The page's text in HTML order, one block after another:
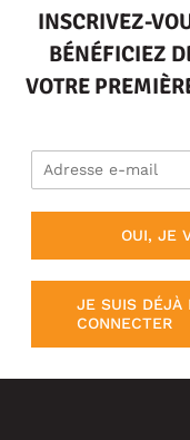
INSCRIVEZ-
BÉNÉFICIEZ
VOTRE
OUI, JE
JE SUIS DÉJÀ
CONNECTER